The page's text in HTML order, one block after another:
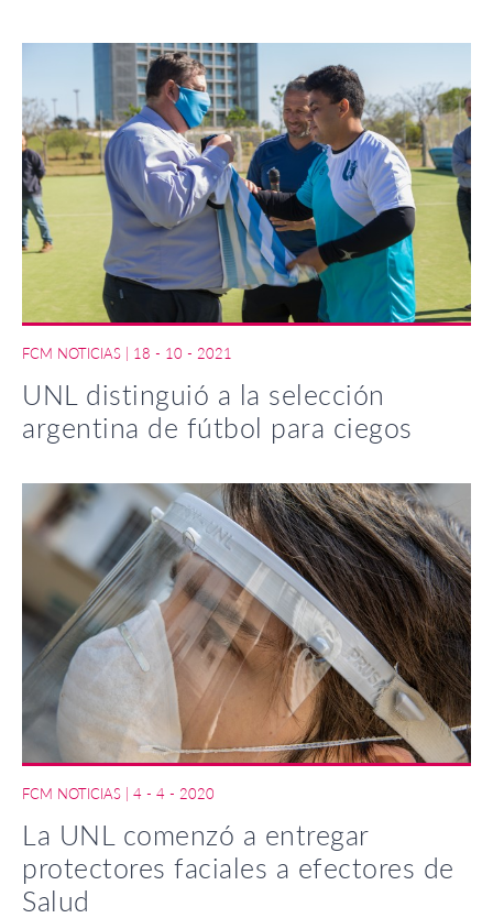
FCM NOTICIAS 18 - 10 - 2021
UNL distinguió a la selección
argentina de fútbol para ciegos
FCM NOTICIAS 4 - 4 - 2020
La UNL comenzó a entregar
protectores faciales a efectores de
Salud